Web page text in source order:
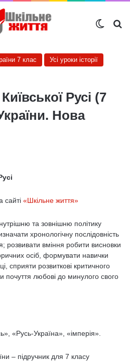
7 клас Усі уроки історії
Русі (7
Нова
сайті «Шкільне життя»
та зовнішню політику
хронологічну послідовність
розвивати вміння робити висновки
осіб, формувати навички
сприяти розвиткові критичного
почуття любові до минулого свого
«Русь-Україна», «імперія».
– підручник для 7 класу